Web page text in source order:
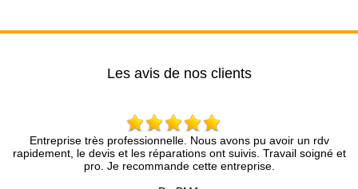
Les avis de nos clients
professionnelle. Nous avons pu avoir un rdv
et les réparations ont suivis. Travail soigné et
Je recommande cette entreprise.
Brun
compétence et une
présenté avec une